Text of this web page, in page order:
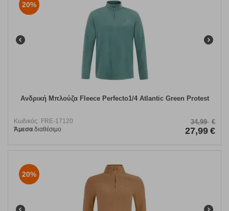
20%
Ανδρική Μπλούζα Fleece Perfecto1/4 Atlantic Green Protest
Κωδικός: FRE-17120
Άμεσα διαθέσιμο
34,99 €
27,99 €
20%